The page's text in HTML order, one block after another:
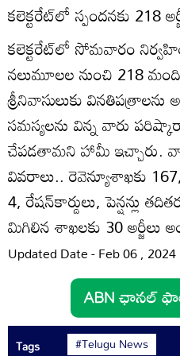
కలెక్టరేట్‌లో స్పందనకు 218
కలెక్టరేట్‌లో సోమవారం
నలుమూలల నుంచి 218
శ్రీనివాసులుకు
సమస్యలను విన్న వారు
చేపడతామని హామీ ఇచ్చారు. వారి
వివరాలు.. రెవెన్యూశాఖకు
4, రేషన్‌కార్డులు, పెన్షన్లు
మిగిలిన శాఖలకు 30 అర్జీలు
Updated Date - Feb 06 ,
Tags #Telugu News